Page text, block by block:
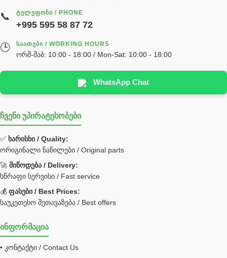
реек
სხადასხვა
Hyva
უჟანგავი ფოლადი
Bobcat ფილტრი
Caterpillar ფილტრი
JCB ფილტრი
ქვაბი გათბობა მილები
შემაერთებელი / გადამყვანი UNF ORFS
შემაერთებელი BSPP /გადამყვანი
📞 ᲢᲔᲚᲔᲤᲝᲜᲘ / PHONE
+995 595 58 87 72
🕒 ᲡᲐᲐᲗᲔᲑᲘ / WORKING HOURS
ორშ-შაბ: 10:00 - 18:00 / Mon-Sat: 10:00 - 18:00
WhatsApp Chat
ჩვენი უპირატესობები
✅ ხარისხი / Quality:
ორიგინალი ნაწილები / Original parts
🚀 მიწოდება / Delivery:
სწრაფი სერვისი / Fast service
💰 ფასები / Best Prices:
საუკეთესო შეთავაზება / Best offers
ინფორმაცია
• კონტაქტი / Contact Us